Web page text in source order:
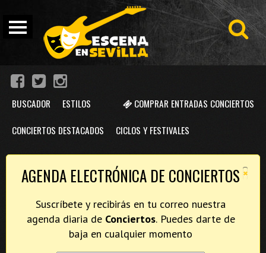
COMPRAR ENTRADAS CONCIERTOS
BUSCADOR ESTILOS
CONCIERTOS DESTACADOS CICLOS Y FESTIVALES
×
AGENDA ELECTRÓNICA DE CONCIERTOS
Suscríbete y recibirás en tu correo nuestra
agenda diaria de Conciertos. Puedes darte de
baja en cualquier momento